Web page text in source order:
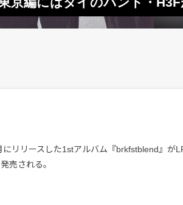
リリースした1stアルバム『brkfstblend』が
売される。